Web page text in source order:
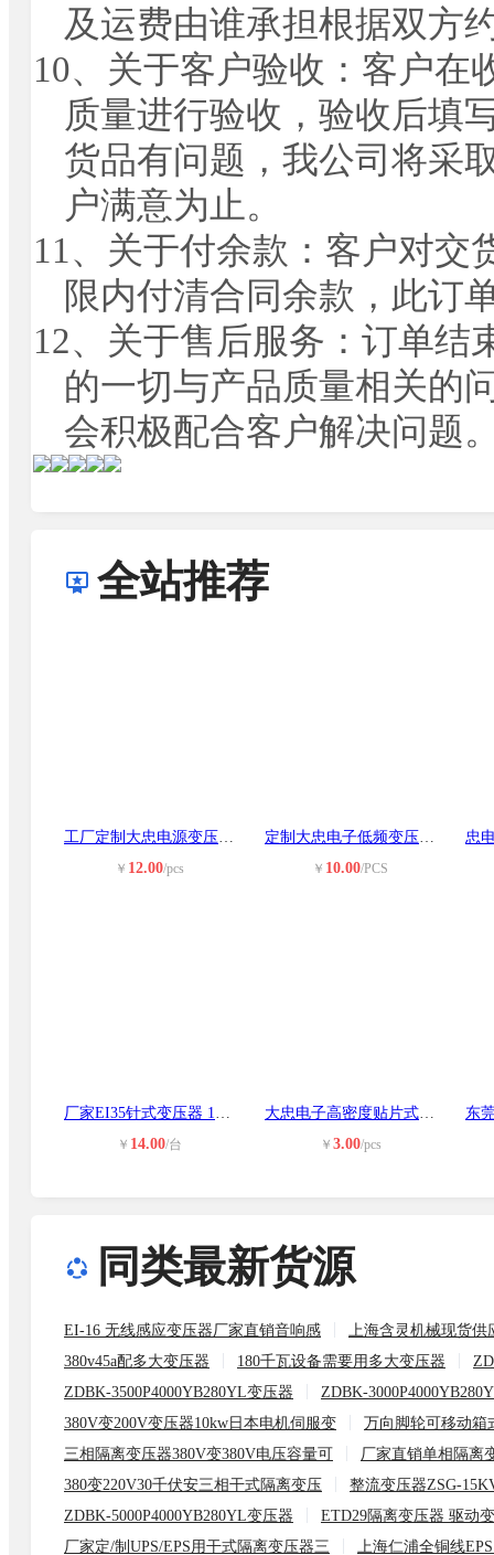
及运费由谁承担根据双方
10、 关于客户验收：客户在
质量进行验收，验收后填
货品有问题，我公司将采
户满意为止。
11 、关于付余款：客户对交
限内付清合同余款，此订
12、关于售后服务：订单结
的一切与产品质量相关的
会积极配合客户解决问题
全站推荐
工厂定制大忠电源变压器 低频方形电
￥ 12.00/pcs
定制大忠电子低频变压器量大优惠立式
￥ 10.00/PCS
厂家EI35针式变压器 12v 36v油浸变压
￥ 14.00/台
大忠电子高密度贴片式高频变压器车载
￥ 3.00/pcs
同类最新货源
EI-16 无线感应变压器厂家直销音响感
上海含灵机械现货供
380v45a配多大变压器
180千瓦设备需要用多大变压器
ZDBK-3500P4000YB280YL变压器
ZDBK-
380V变200V变压器10kw日本电机伺服变
万向脚轮可移动箱
三相隔离变压器380V变380V电压容量可
厂家直销单相隔离
380变220V30千伏安三相干式隔离变压
整流变压器ZSG-
ZDBK-5000P4000YB280YL变压器
ETD29隔离变压器 驱动
厂家定/制UPS/EPS用干式隔离变压器三
上海仁浦全铜线